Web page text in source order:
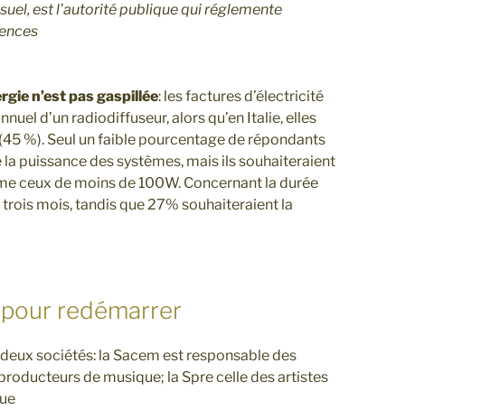
est l’autorité publique qui réglemente
n’est pas gaspillée: les factures d’électricité
d’un radiodiffuseur, alors qu’en Italie, elles
%). Seul un faible pourcentage de répondants
puissance des systèmes, mais ils souhaiteraient
ceux de moins de 100W. Concernant la durée
mois, tandis que 27% souhaiteraient la
redémarrer